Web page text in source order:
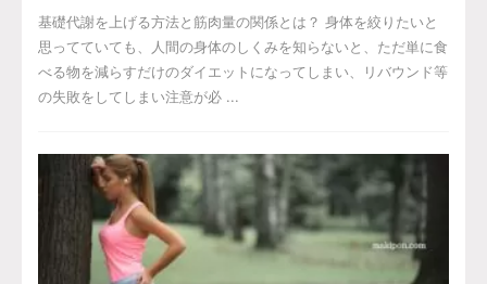
基礎代謝を上げる方法と筋肉量の関係とは？ 身体を絞りたいと
思ってていても、人間の身体のしくみを知らないと、ただ単に食
べる物を減らすだけのダイエットになってしまい、リバウンド等
の失敗をしてしまい注意が必 ...